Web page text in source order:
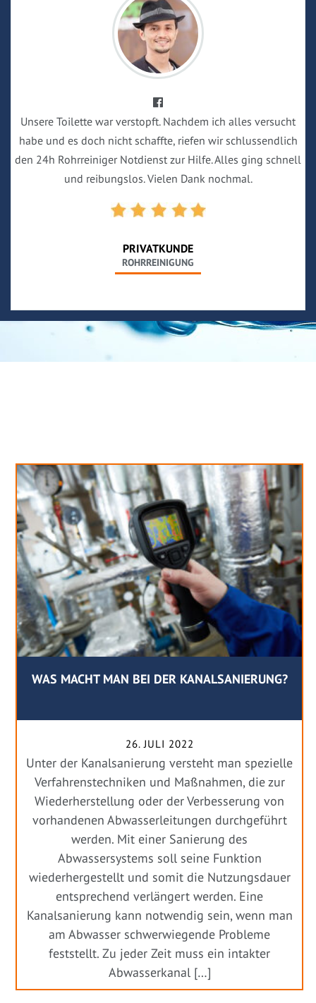
Unsere Toilette war verstopft. Nachdem ich alles versucht
habe und es doch nicht schaffte, riefen wir schlussendlich
den 24h Rohrreiniger Notdienst zur Hilfe. Alles ging schnell
und reibungslos. Vielen Dank nochmal.
PRIVATKUNDE
ROHRREINIGUNG
WAS MACHT MAN BEI DER KANALSANIERUNG?
26. JULI 2022
Unter der Kanalsanierung versteht man spezielle
Verfahrenstechniken und Maßnahmen, die zur
Wiederherstellung oder der Verbesserung von
vorhandenen Abwasserleitungen durchgeführt
werden. Mit einer Sanierung des
Abwassersystems soll seine Funktion
wiederhergestellt und somit die Nutzungsdauer
entsprechend verlängert werden. Eine
Kanalsanierung kann notwendig sein, wenn man
am Abwasser schwerwiegende Probleme
feststellt. Zu jeder Zeit muss ein intakter
Abwasserkanal […]